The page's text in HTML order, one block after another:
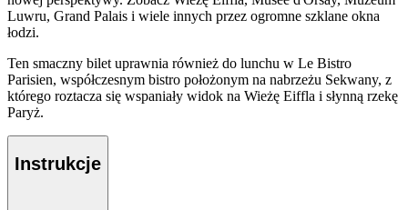
Luwru, Grand Palais i wiele innych przez ogromne szklane okna
łodzi.
Ten smaczny bilet uprawnia również do lunchu w Le Bistro
Parisien, współczesnym bistro położonym na nabrzeżu Sekwany, z
którego roztacza się wspaniały widok na Wieżę Eiffla i słynną rzekę
Paryż.
Instrukcje